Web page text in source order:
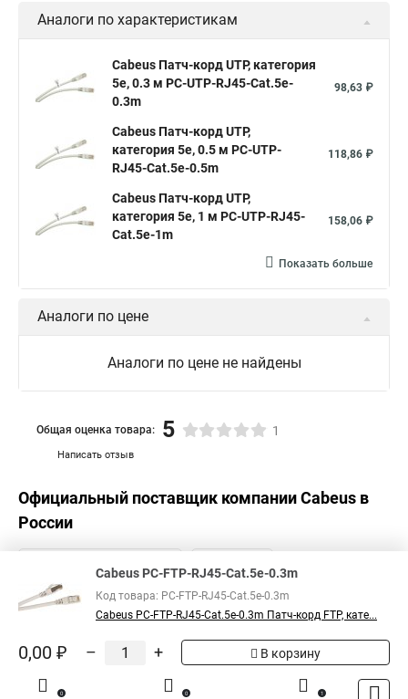
Аналоги по характеристикам
Cabeus Патч-корд UTP, категория
5e, 0.3 м PC-UTP-RJ45-Cat.5e-
0.3m
98,63 ₽
Cabeus Патч-корд UTP,
категория 5e, 0.5 м PC-UTP-
RJ45-Cat.5e-0.5m
118,86 ₽
Cabeus Патч-корд UTP,
категория 5e, 1 м PC-UTP-RJ45-
Cat.5e-1m
158,06 ₽
Показать больше
Аналоги по цене
Аналоги по цене не найдены
Написать отзыв
Общая оценка товара: 5 1
Официальный поставщик компанииCabeus в
России
Cabeus PC-FTP-RJ45-Cat.5e-0.3m
Код товара: PC-FTP-RJ45-Cat.5e-0.3m
Cabeus PC-FTP-RJ45-Cat.5e-0.3m Патч-корд FTP, кате...
0,00 ₽ – + В корзину
0 0 1